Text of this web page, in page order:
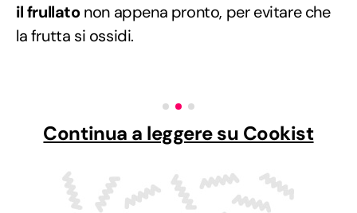
il frullatonon appena pronto, per evitare che
la frutta si ossidi.
Continua a leggere su Cookist